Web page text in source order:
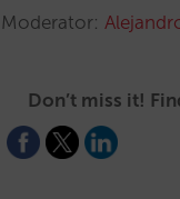
Moderator:
Don’t miss it!